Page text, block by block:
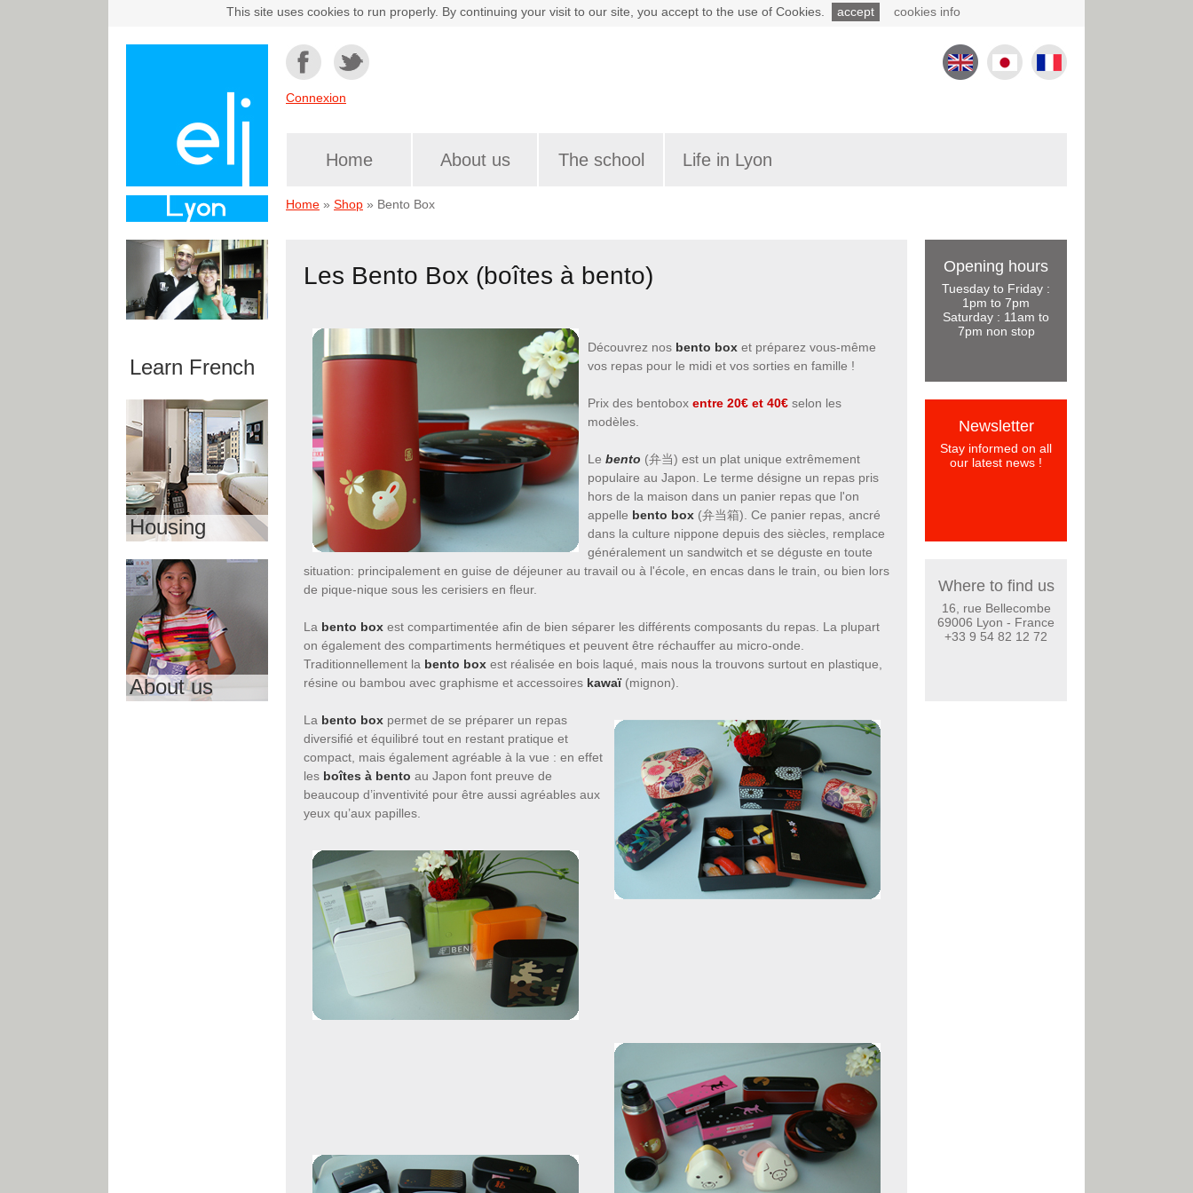
This site uses cookies to run properly. By continuing your visit to our site, you accept to the use of Cookies. accept cookies info
Connexion
Home About us The school Life in Lyon
Home » Shop » Bento Box
Learn French
Housing
About us
Les Bento Box (boîtes à bento)
Découvrez nos bento box et préparez vous-même
vos repas pour le midi et vos sorties en famille !
Prix des bentobox entre 20€ et 40€ selon les
modèles.
Le bento (弁当) est un plat unique extrêmement
populaire au Japon. Le terme désigne un repas pris
hors de la maison dans un panier repas que l'on
appelle bento box (弁当箱). Ce panier repas, ancré
dans la culture nippone depuis des siècles, remplace
généralement un sandwitch et se déguste en toute
situation: principalement en guise de déjeuner au travail ou à l'école, en encas dans le train, ou bien lors
de pique-nique sous les cerisiers en fleur.
La bento box est compartimentée afin de bien séparer les différents composants du repas. La plupart
on également des compartiments hermétiques et peuvent être réchauffer au micro-onde.
Traditionnellement la bento box est réalisée en bois laqué, mais nous la trouvons surtout en plastique,
résine ou bambou avec graphisme et accessoires kawaï(mignon).
La bento box permet de se préparer un repas
diversifié et équilibré tout en restant pratique et
compact, mais également agréable à la vue : en effet
les boîtes à bento au Japon font preuve de
beaucoup d’inventivité pour être aussi agréables aux
yeux qu’aux papilles.
Opening hours
Tuesday to Friday :
1pm to 7pm
Saturday : 11am to
7pm non stop
Newsletter
Stay informed on all
our latest news !
Where to find us
16, rue Bellecombe
69006 Lyon - France
+33 9 54 82 12 72